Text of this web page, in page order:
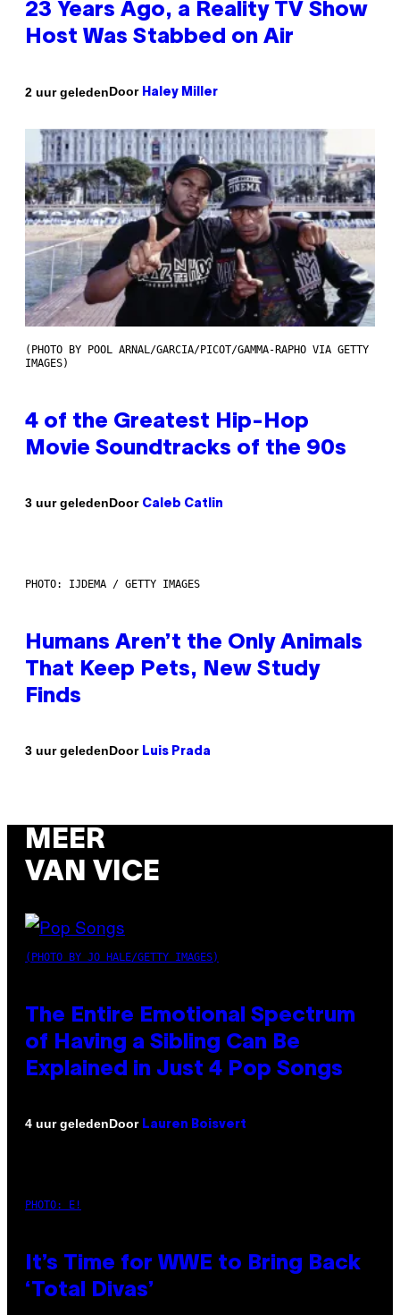
23 Years Ago, a Reality TV Show
Host Was Stabbed on Air
2 uur geledenDoor Haley Miller
(PHOTO BY POOL ARNAL/GARCIA/PICOT/GAMMA-RAPHO VIA GETTY
IMAGES)
4 of the Greatest Hip-Hop
Movie Soundtracks of the 90s
3 uur geledenDoor Caleb Catlin
PHOTO: IJDEMA / GETTY IMAGES
Humans Aren’t the Only Animals
That Keep Pets, New Study
Finds
3 uur geledenDoor Luis Prada
MEER
VAN VICE
(PHOTO BY JO HALE/GETTY IMAGES)
The Entire Emotional Spectrum
of Having a Sibling Can Be
Explained in Just 4 Pop Songs
4 uur geledenDoor Lauren Boisvert
PHOTO: E!
It’s Time for WWE to Bring Back
‘Total Divas’